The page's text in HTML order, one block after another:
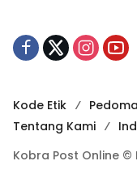
Kode Etik
Tentang Kami
Kobra Post Online ©